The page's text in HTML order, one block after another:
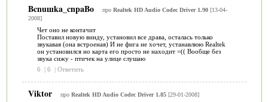
Bcnuшka_cnpaBo про Realtek HD Audio Codec Driver 1.90[13-04-
2008]
Чет оно не контачит
Поставил новую винду, установил все драва, осталась только
звукавая (она встроеная) И не фига не хочет, устанавлюю Realtek
он установился но карта его просто не находит =(( Вообще без
звука сижу - птичек на улице слушаю
6
| 6 | Ответить
Viktor про Realtek HD Audio Codec Driver 1.85[29-01-2008]